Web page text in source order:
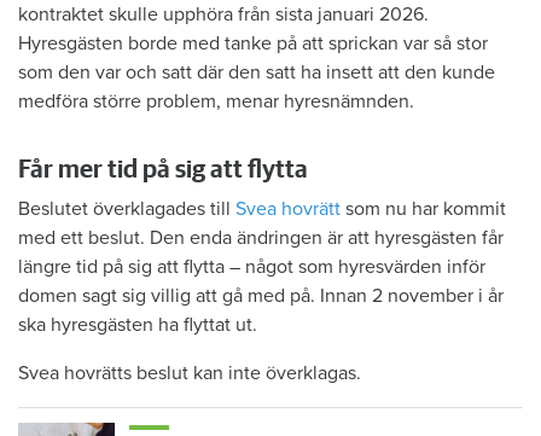
kontraktet skulle upphöra från sista januari 2026.
Hyresgästen borde med tanke på att sprickan var så stor
som den var och satt där den satt ha insett att den kunde
medföra större problem, menar hyresnämnden.
Får mer tid på sig att flytta
Beslutet överklagades till Svea hovrätt som nu har kommit
med ett beslut. Den enda ändringen är att hyresgästen får
längre tid på sig att flytta – något som hyresvärden inför
domen sagt sig villig att gå med på. Innan 2 november i år
ska hyresgästen ha flyttat ut.
Svea hovrätts beslut kan inte överklagas.